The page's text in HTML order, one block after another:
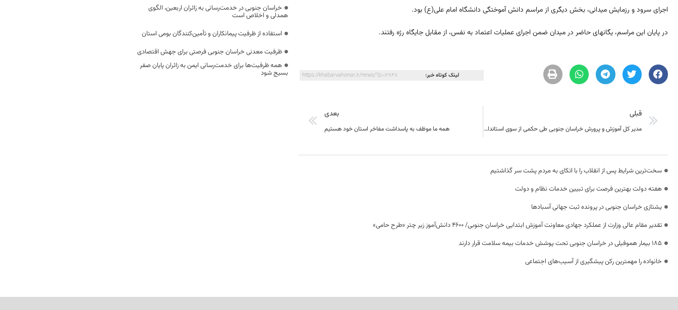
اجرای سرود و رزمایش میدانی، بخش دیگری از مراسم دانش آموختگی دانشگاه امام علی(ع) بود.
در پایان این مراسم، یگانهای حاضر در میدان ضمن اجرای عملیات اعتماد به نفس، از مقابل جایگاه رژه رفتند.
لینک کوتاه خبر: https://khabarvahonar.ir/news/?p=12847
قبلی
مدیر کل آموزش و پرورش خراسان جنوبی طی حکمی از سوی استاندار عضو ستاد ویژه برنامه ریزی و اجرای طرح های توسعه شهرستان نهبندان منصوب شد
بعدی
همه ما موظف به پاسداشت مفاخر استان خود هستیم
سخت‌ترین شرایط پس از انقلاب را با اتکای به مردم پشت سر گذاشتیم
هفته دولت بهترین فرصت برای تبیین خدمات نظام و دولت
یشتازی خراسان جنوبی در پرونده ثبت جهانی آسبادها
تقدیر مقام عالی وزارت از عملکرد جهادی معاونت آموزش ابتدایی خراسان جنوبی/ ۴۶۰۰ دانش‌آموز زیر چتر «طرح حامی»
۱۸۵ بیمار هموفیلی در خراسان جنوبی تحت پوشش خدمات بیمه سلامت قرار دارند
خانواده را مهمترین رکن پیشگیری از آسیب‌های اجتماعی
خراسان جنوبی در خدمت‌رسانی به زائران اربعین، الگوی
همدلی و اخلاص است
استفاده از ظرفیت پیمانکاران و تأمین‌کنندگان بومی استان
ظرفیت معدنی خراسان جنوبی فرصتی برای جهش اقتصادی
همه ظرفیت‌ها برای خدمت‌رسانی ایمن به زائران پایان صفر
بسیج شود